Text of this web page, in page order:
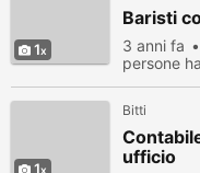
1
Baristi
3 anni fa
persone
1
Bitti
ufficio